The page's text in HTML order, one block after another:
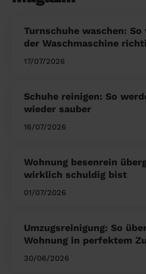
Turnschuhe waschen:
der Waschmaschine
17/07/2026
Schuhe reinigen: So
wieder sauber
16/07/2026
Wohnung besenrein
wirklich schuldig bist
01/07/2026
Umzugsreinigung: So
Wohnung in perfektem
30/06/2026